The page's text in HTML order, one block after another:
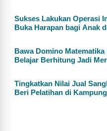
Sukses Lakukan Operasi
Buka Harapan bagi Anak
Bawa Domino
Belajar Berhitung Jadi
Tingkatkan Nilai Jual
Beri Pelatihan di